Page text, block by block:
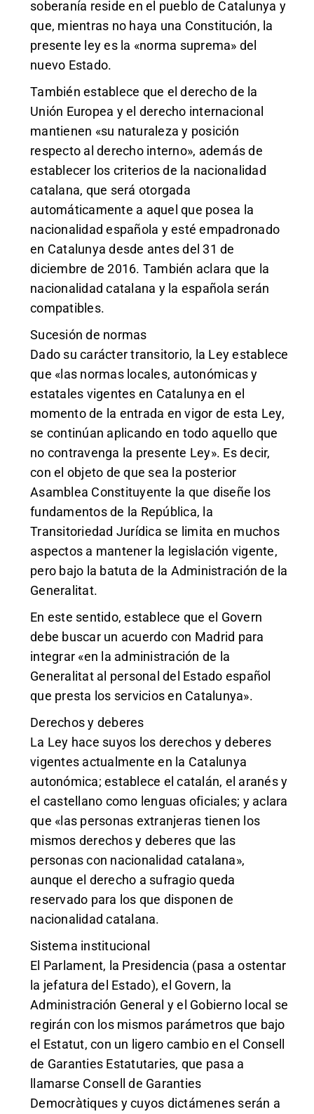
soberanía reside en el pueblo de Catalunya y
que, mientras no haya una Constitución, la
presente ley es la «norma suprema» del
nuevo Estado.
También establece que el derecho de la
Unión Europea y el derecho internacional
mantienen «su naturaleza y posición
respecto al derecho interno», además de
establecer los criterios de la nacionalidad
catalana, que será otorgada
automáticamente a aquel que posea la
nacionalidad española y esté empadronado
en Catalunya desde antes del 31 de
diciembre de 2016. También aclara que la
nacionalidad catalana y la española serán
compatibles.
Sucesión de normas
Dado su carácter transitorio, la Ley establece
que «las normas locales, autonómicas y
estatales vigentes en Catalunya en el
momento de la entrada en vigor de esta Ley,
se continúan aplicando en todo aquello que
no contravenga la presente Ley». Es decir,
con el objeto de que sea la posterior
Asamblea Constituyente la que diseñe los
fundamentos de la República, la
Transitoriedad Jurídica se limita en muchos
aspectos a mantener la legislación vigente,
pero bajo la batuta de la Administración de la
Generalitat.
En este sentido, establece que el Govern
debe buscar un acuerdo con Madrid para
integrar «en la administración de la
Generalitat al personal del Estado español
que presta los servicios en Catalunya».
Derechos y deberes
La Ley hace suyos los derechos y deberes
vigentes actualmente en la Catalunya
autonómica; establece el catalán, el aranés y
el castellano como lenguas oficiales; y aclara
que «las personas extranjeras tienen los
mismos derechos y deberes que las
personas con nacionalidad catalana»,
aunque el derecho a sufragio queda
reservado para los que disponen de
nacionalidad catalana.
Sistema institucional
El Parlament, la Presidencia (pasa a ostentar
la jefatura del Estado), el Govern, la
Administración General y el Gobierno local se
regirán con los mismos parámetros que bajo
el Estatut, con un ligero cambio en el Consell
de Garanties Estatutaries, que pasa a
llamarse Consell de Garanties
Democràtiques y cuyos dictámenes serán a